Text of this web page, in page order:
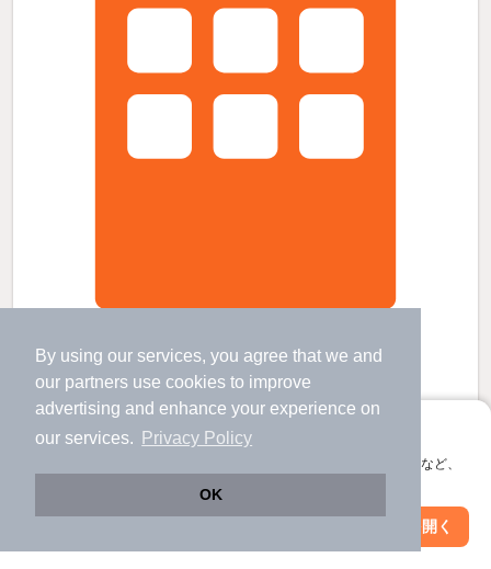
By using our services, you agree that we and
our partners use cookies to improve
advertising and enhance your experience on
our services.
Privacy Policy
OK
アプリに切り替えて、サクサクお部屋探し
会員登録なしですぐ使える。マップ検索やお気に入り保存など、
アプリを開く
吉富駅 歩 13 分 （日豊線）
中津駅 歩 26 分 （日豊線）
三毛門駅 歩42 分 （日豊線）
福岡県築上郡吉富町大字広津
2階建 / 15年7ヶ月 / 鉄骨
5.2
絞り込み条件を変更